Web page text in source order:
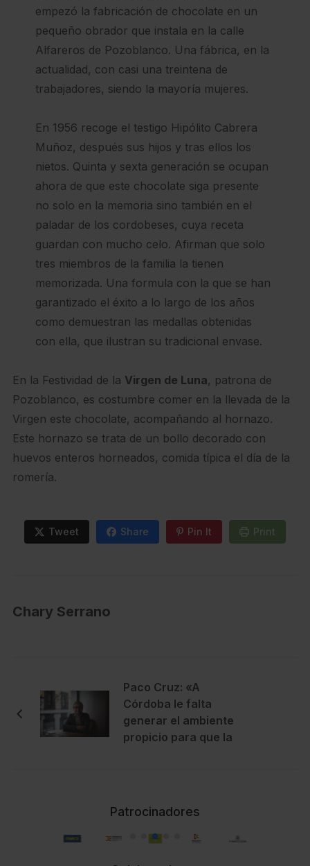
empezó la fabricación de chocolate en un
pequeño obrador que instala en la calle
Alfareros de Pozoblanco. Una fábrica, en la
actualidad, con casi una treintena de
trabajadores, siendo la mayoría mujeres.
En 1956 recoge el testigo Hipólito Cabrera
Muñoz, después sus hijos y tras ellos los
nietos. Quinta y sexta generación se ocupan
ahora de que este chocolate siga presente
no solo en la memoria sino también en el
paladar de los cordobeses, cuya receta
guardan con mucho celo. Afirman que solo
tres miembros de la familia la tienen
memorizada. Una formula con la que se han
garantizado el éxito a lo largo de los años
como demuestran las medallas obtenidas
con ella, que ilustran su tradicional envase.
En la Festividad de la Virgen de Luna, patrona de
Pozoblanco, es costumbre comer en la llevada de la
Virgen este chocolate, acompañando al hornazo.
Este hornazo se trata de un bollo decorado con
huevos enteros horneados, comida típica el día de la
romería.
Tweet Share Pin It Print
Chary Serrano
Paco Cruz: «A
Córdoba le falta
generar el ambiente
propicio para que la
Patrocinadores